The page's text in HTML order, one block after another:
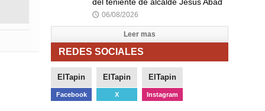
🕔 06/08/2026
Leer mas
REDES SOCIALES
ElTapin
Facebook
ElTapin
X
ElTapin
Instagram